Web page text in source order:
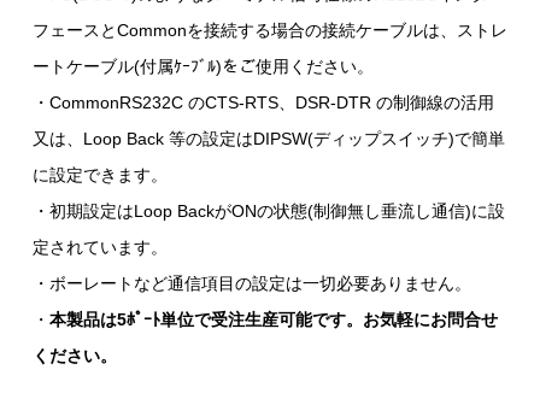
フェースとCommonを接続する場合の接続ケーブルは、ストレ
ートケーブル(付属ｹｰﾌﾞﾙ)をご使用ください。
・CommonRS232C のCTS-RTS、DSR-DTR の制御線の活用
又は、Loop Back 等の設定はDIPSW(ディップスイッチ)で簡単
に設定できます。
・初期設定はLoop BackがONの状態(制御無し垂流し通信)に設
定されています。
・ボーレートなど通信項目の設定は一切必要ありません。
・ 本製品は5ﾎﾟｰﾄ単位で受注生産可能です。お気軽にお問合せ
ください。